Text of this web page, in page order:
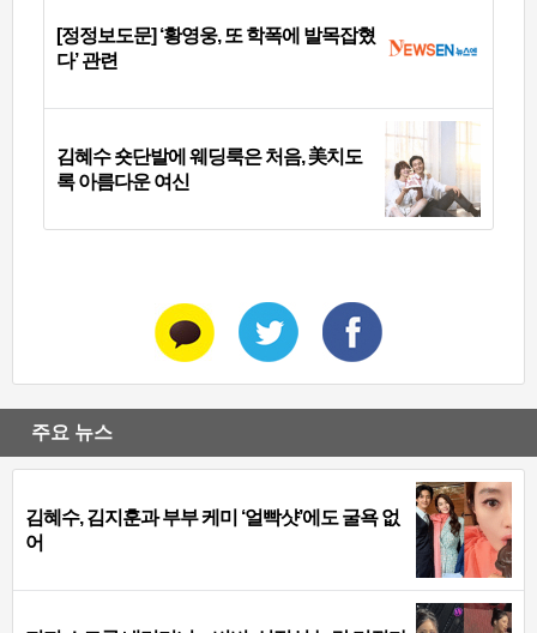
[정정보도문] ‘황영웅, 또 학폭에 발목잡혔
다’ 관련
김혜수 숏단발에 웨딩룩은 처음, 美치도
록 아름다운 여신
주요 뉴스
김혜수, 김지훈과 부부 케미 ‘얼빡샷’에도 굴욕 없
어